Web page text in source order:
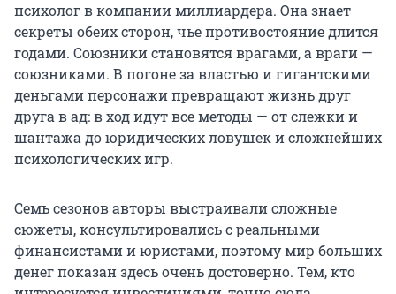
психолог в компании миллиардера. Она знает
секреты обеих сторон, чье противостояние длится
годами. Союзники становятся врагами, а враги —
союзниками. В погоне за властью и гигантскими
деньгами персонажи превращают жизнь друг
друга в ад: в ход идут все методы — от слежки и
шантажа до юридических ловушек и сложнейших
психологических игр.
Семь сезонов авторы выстраивали сложные
сюжеты, консультировались с реальными
финансистами и юристами, поэтому мир больших
денег показан здесь очень достоверно. Тем, кто